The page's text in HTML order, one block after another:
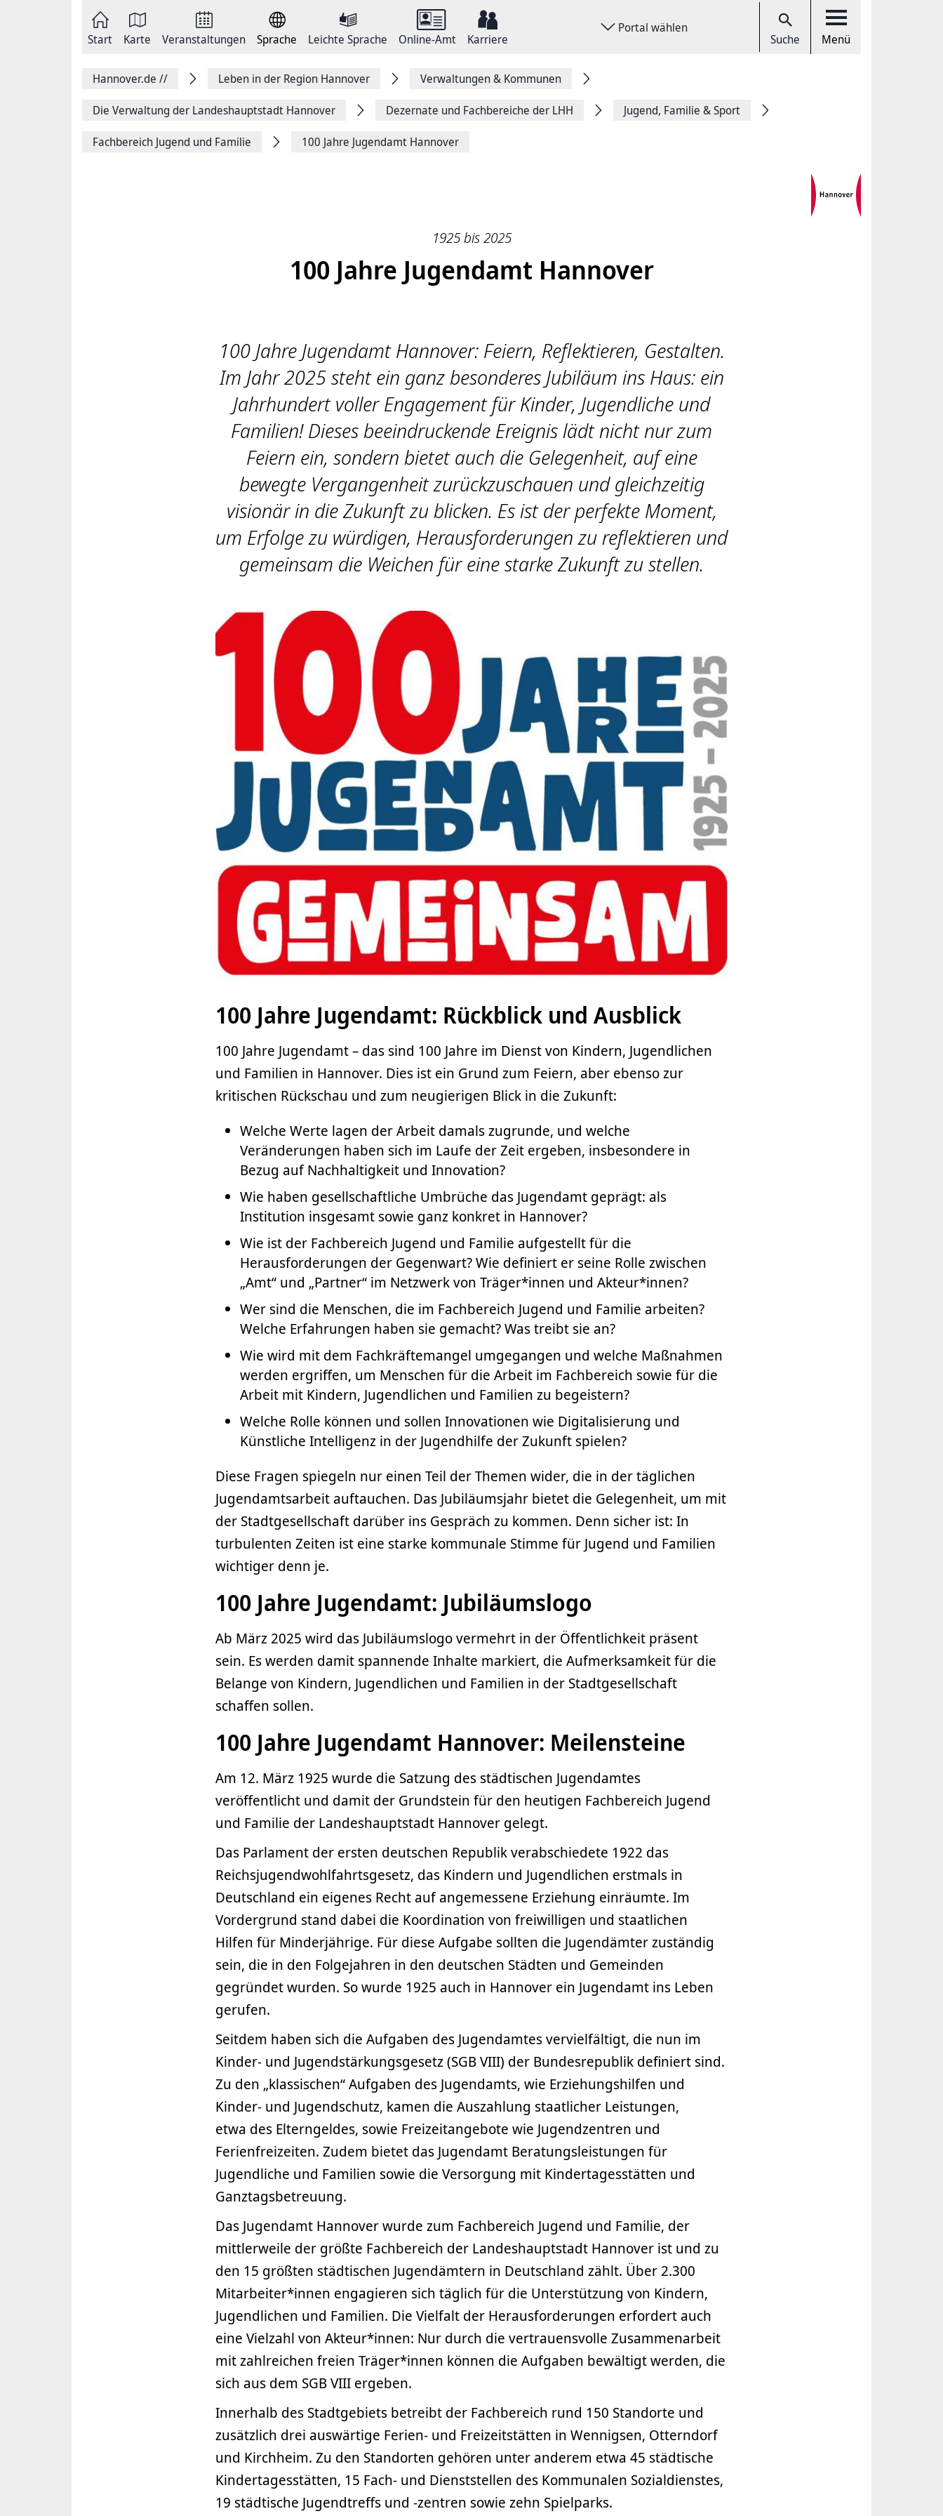
Start Karte Veranstaltungen Sprache Leichte Sprache Online-Amt Karriere
Portal wählen
Suche Menü
Hannover.de // Leben in der Region Hannover Verwaltungen & Kommunen
Die Verwaltung der Landeshauptstadt Hannover Dezernate und Fachbereiche der LHH Jugend, Familie & Sport
Fachbereich Jugend und Familie 100 Jahre Jugendamt Hannover
1925 bis 2025
100 Jahre Jugendamt Hannover
100 Jahre Jugendamt Hannover: Feiern, Reflektieren, Gestalten.
Im Jahr 2025 steht ein ganz besonderes Jubiläum ins Haus: ein
Jahrhundert voller Engagement für Kinder, Jugendliche und
Familien! Dieses beeindruckende Ereignis lädt nicht nur zum
Feiern ein, sondern bietet auch die Gelegenheit, auf eine
bewegte Vergangenheit zurückzuschauen und gleichzeitig
visionär in die Zukunft zu blicken. Es ist der perfekte Moment,
um Erfolge zu würdigen, Herausforderungen zu reflektieren und
gemeinsam die Weichen für eine starke Zukunft zu stellen.
100 Jahre Jugendamt: Rückblick und Ausblick
100 Jahre Jugendamt – das sind 100 Jahre im Dienst von Kindern, Jugendlichen
und Familien in Hannover. Dies ist ein Grund zum Feiern, aber ebenso zur
kritischen Rückschau und zum neugierigen Blick in die Zukunft:
Welche Werte lagen der Arbeit damals zugrunde, und welche
Veränderungen haben sich im Laufe der Zeit ergeben, insbesondere in
Bezug auf Nachhaltigkeit und Innovation?
Wie haben gesellschaftliche Umbrüche das Jugendamt geprägt: als
Institution insgesamt sowie ganz konkret in Hannover?
Wie ist der Fachbereich Jugend und Familie aufgestellt für die
Herausforderungen der Gegenwart? Wie definiert er seine Rolle zwischen
„Amt“ und „Partner“ im Netzwerk von Träger*innen und Akteur*innen?
Wer sind die Menschen, die im Fachbereich Jugend und Familie arbeiten?
Welche Erfahrungen haben sie gemacht? Was treibt sie an?
Wie wird mit dem Fachkräftemangel umgegangen und welche Maßnahmen
werden ergriffen, um Menschen für die Arbeit im Fachbereich sowie für die
Arbeit mit Kindern, Jugendlichen und Familien zu begeistern?
Welche Rolle können und sollen Innovationen wie Digitalisierung und
Künstliche Intelligenz in der Jugendhilfe der Zukunft spielen?
Diese Fragen spiegeln nur einen Teil der Themen wider, die in der täglichen
Jugendamtsarbeit auftauchen. Das Jubiläumsjahr bietet die Gelegenheit, um mit
der Stadtgesellschaft darüber ins Gespräch zu kommen. Denn sicher ist: In
turbulenten Zeiten ist eine starke kommunale Stimme für Jugend und Familien
wichtiger denn je.
100 Jahre Jugendamt: Jubiläumslogo
Ab März 2025 wird das Jubiläumslogo vermehrt in der Öffentlichkeit präsent
sein. Es werden damit spannende Inhalte markiert, die Aufmerksamkeit für die
Belange von Kindern, Jugendlichen und Familien in der Stadtgesellschaft
schaffen sollen.
100 Jahre Jugendamt Hannover: Meilensteine
Am 12. März 1925 wurde die Satzung des städtischen Jugendamtes
veröffentlicht und damit der Grundstein für den heutigen Fachbereich Jugend
und Familie der Landeshauptstadt Hannover gelegt.
Das Parlament der ersten deutschen Republik verabschiedete 1922 das
Reichsjugendwohlfahrtsgesetz, das Kindern und Jugendlichen erstmals in
Deutschland ein eigenes Recht auf angemessene Erziehung einräumte. Im
Vordergrund stand dabei die Koordination von freiwilligen und staatlichen
Hilfen für Minderjährige. Für diese Aufgabe sollten die Jugendämter zuständig
sein, die in den Folgejahren in den deutschen Städten und Gemeinden
gegründet wurden. So wurde 1925 auch in Hannover ein Jugendamt ins Leben
gerufen.
Seitdem haben sich die Aufgaben des Jugendamtes vervielfältigt, die nun im
Kinder- und Jugendstärkungsgesetz (SGB VIII) der Bundesrepublik definiert sind.
Zu den „klassischen“ Aufgaben des Jugendamts, wie Erziehungshilfen und
Kinder- und Jugendschutz, kamen die Auszahlung staatlicher Leistungen,
etwa des Elterngeldes, sowie Freizeitangebote wie Jugendzentren und
Ferienfreizeiten. Zudem bietet das Jugendamt Beratungsleistungen für
Jugendliche und Familien sowie die Versorgung mit Kindertagesstätten und
Ganztagsbetreuung.
Das Jugendamt Hannover wurde zum Fachbereich Jugend und Familie, der
mittlerweile der größte Fachbereich der Landeshauptstadt Hannover ist und zu
den 15 größten städtischen Jugendämtern in Deutschland zählt. Über 2.300
Mitarbeiter*innen engagieren sich täglich für die Unterstützung von Kindern,
Jugendlichen und Familien. Die Vielfalt der Herausforderungen erfordert auch
eine Vielzahl von Akteur*innen: Nur durch die vertrauensvolle Zusammenarbeit
mit zahlreichen freien Träger*innen können die Aufgaben bewältigt werden, die
sich aus dem SGB VIII ergeben.
Innerhalb des Stadtgebiets betreibt der Fachbereich rund 150 Standorte und
zusätzlich drei auswärtige Ferien- und Freizeitstätten in Wennigsen, Otterndorf
und Kirchheim. Zu den Standorten gehören unter anderem etwa 45 städtische
Kindertagesstätten, 15 Fach- und Dienststellen des Kommunalen Sozialdienstes,
19 städtische Jugendtreffs und -zentren sowie zehn Spielparks.